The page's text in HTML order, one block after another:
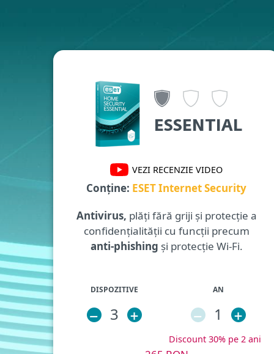
ESSENTIAL
VEZI RECENZIE VIDEO
Conține: ESET Internet Security
Antivirus, plăți fără griji și protecție a
confidențialității cu funcții precum
anti-phishing și protecție Wi-Fi.
DISPOZITIVE
– 3 +
AN
– 1 +
Discount 30% pe 2 ani